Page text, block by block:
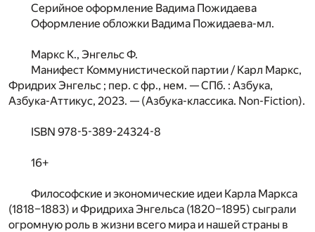
Серийное оформление Вадима Пожидаева
Оформление обложки Вадима Пожидаева-мл.
Маркс К., Энгельс Ф.
Манифест Коммунистической партии / Карл Маркс,
Фридрих Энгельс ; пер. с фр., нем. — СПб. : Азбука,
Азбука-Аттикус, 2023. — (Азбука-классика. Non-Fiction).
ISBN 978-5-389-24324-8
16+
Философские и экономические идеи Карла Маркса
(1818–1883) и Фридриха Энгельса (1820–1895) сыграли
огромную роль в жизни всего мира и нашей страны в